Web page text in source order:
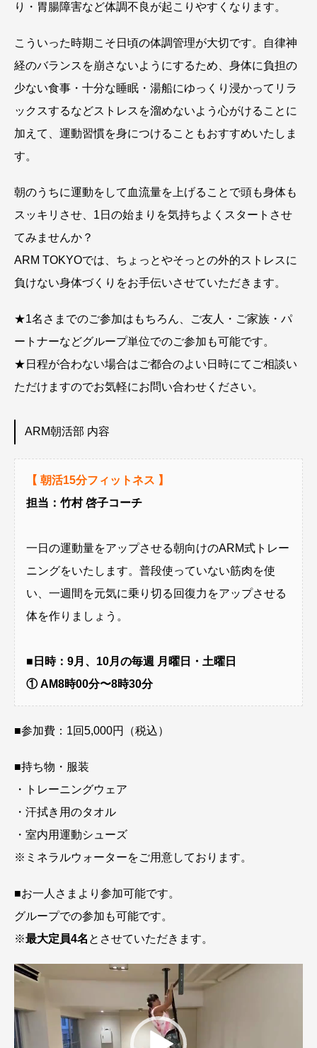
り・胃腸障害など体調不良が起こりやすくなります。
こういった時期こそ日頃の体調管理が大切です。自律神
経のバランスを崩さないようにするため、身体に負担の
少ない食事・十分な睡眠・湯船にゆっくり浸かってリラ
ックスするなどストレスを溜めないよう心がけることに
加えて、運動習慣を身につけることもおすすめいたしま
す。
朝のうちに運動をして血流量を上げることで頭も身体も
スッキリさせ、1日の始まりを気持ちよくスタートさせ
てみませんか？
ARM TOKYOでは、ちょっとやそっとの外的ストレスに
負けない身体づくりをお手伝いさせていただきます。
★1名さまでのご参加はもちろん、ご友人・ご家族・パ
ートナーなどグループ単位でのご参加も可能です。
★日程が合わない場合はご都合のよい日時にてご相談い
ただけますのでお気軽にお問い合わせください。
ARM朝活部 内容
【 朝活15分フィットネス 】
担当：竹村 啓子コーチ
一日の運動量をアップさせる朝向けのARM式トレー
ニングをいたします。普段使っていない筋肉を使
い、一週間を元気に乗り切る回復力をアップさせる
体を作りましょう。
■日時：9月、10月の毎週 月曜日・土曜日
① AM8時00分〜8時30分
■参加費：1回5,000円（税込）
■持ち物・服装
・トレーニングウェア
・汗拭き用のタオル
・室内用運動シューズ
※ミネラルウォーターをご用意しております。
■お一人さまより参加可能です。
グループでの参加も可能です。
※最大定員4名 とさせていただきます。
動
画
ー
ヤ
ー